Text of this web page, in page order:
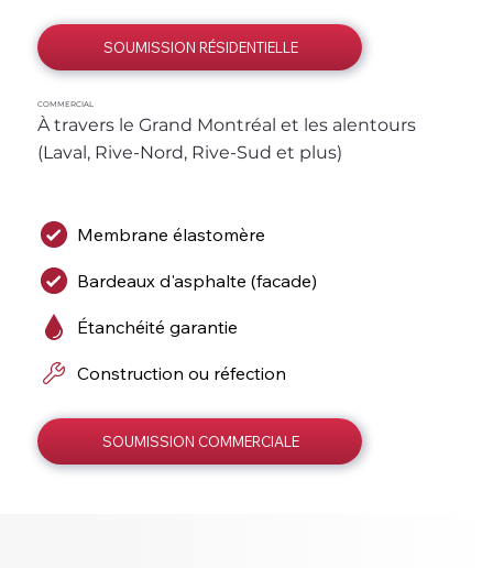
SOUMISSION RÉSIDENTIELLE
COMMERCIAL
SOUMISSION COMMERCIALE
À travers le Grand Montréal et les alentours
(Laval, Rive-Nord, Rive-Sud et plus)
Membrane élastomère
Bardeaux d'asphalte (facade)
Étanchéité garantie
Construction ou réfection